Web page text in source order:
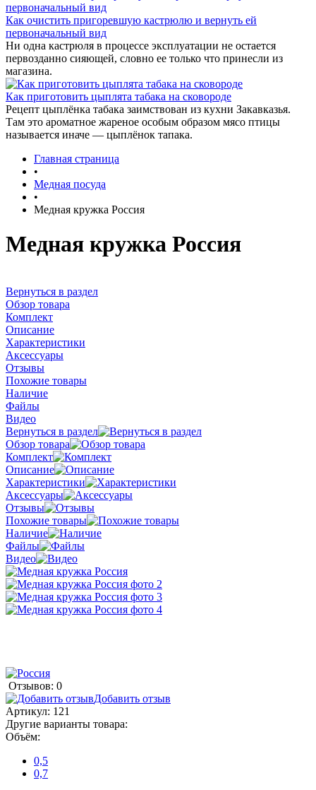
Как очистить пригоревшую кастрюлю и вернуть ей
первоначальный вид
Ни одна кастрюля в процессе эксплуатации не остается
первозданно сияющей, словно ее только что принесли из
магазина.
Как приготовить цыплята табака на сковороде
Рецепт цыплёнка табака заимствован из кухни Закавказья.
Там это ароматное жареное особым образом мясо птицы
называется иначе — цыплёнок тапака.
Главная страница
•
Медная посуда
•
Медная кружка Россия
Медная кружка Россия
Вернуться в раздел
Обзор товара
Комплект
Описание
Характеристики
Аксессуары
Отзывы
Похожие товары
Наличие
Файлы
Видео
Вернуться в раздел
Обзор товара
Комплект
Описание
Характеристики
Аксессуары
Отзывы
Похожие товары
Наличие
Файлы
Видео
Отзывов: 0
Добавить отзыв
Артикул: 121
Другие варианты товара:
Объём:
0,5
0,7